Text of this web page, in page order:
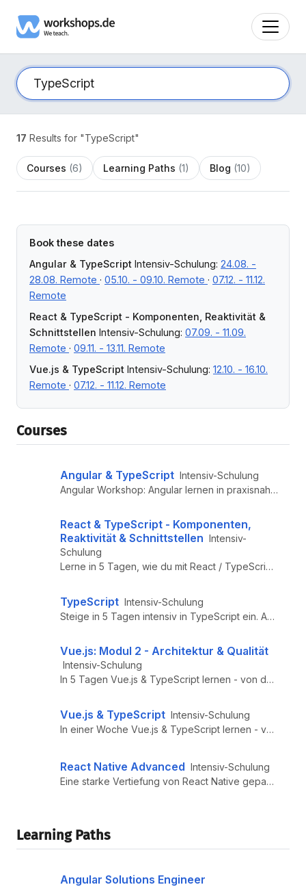
17 Results for "TypeScript"
Courses (6) Learning Paths (1) Blog (10)
Book these dates
Angular & TypeScript Intensiv-Schulung: 24.08. -
28.08. Remote · 05.10. - 09.10. Remote · 07.12. - 11.12.
Remote
React & TypeScript - Komponenten, Reaktivität &
Schnittstellen Intensiv-Schulung: 07.09. - 11.09.
Remote · 09.11. - 13.11. Remote
Vue.js & TypeScript Intensiv-Schulung: 12.10. - 16.10.
Remote · 07.12. - 11.12. Remote
Courses
Angular & TypeScript Intensiv-Schulung
Angular Workshop: Angular lernen in praxisnaher Angular Schulung – moderne Webentwicklung mit TypeScript, Architektur & ...
React & TypeScript - Komponenten,
Reaktivität & Schnittstellen Intensiv-
Schulung
Lerne in 5 Tagen, wie du mit React / TypeScript startest. Auch als Inhouse-Schulung oder Remote buchbar. Jetzt mehr erf...
TypeScript Intensiv-Schulung
Steige in 5 Tagen intensiv in TypeScript ein. Auch als Inhouse-Schulung buchbar. Jetzt mehr erfahren!
Vue.js: Modul 2 - Architektur & Qualität
Intensiv-Schulung
In 5 Tagen Vue.js & TypeScript lernen - von den Expert:innen von VueJS.DE. Auch als Inhouse-Schulung oder Remote buchbar...
Vue.js & TypeScript Intensiv-Schulung
In einer Woche Vue.js & TypeScript lernen - von den Expert:innen von VueJS.DE. Auch als Inhouse-Schulung oder Remote buc...
React Native Advanced Intensiv-Schulung
Eine starke Vertiefung von React Native gepaart mit fortgeschrittenen React.js und TypeScript Konzepten im Kontext von R...
Learning Paths
Angular Solutions Engineer